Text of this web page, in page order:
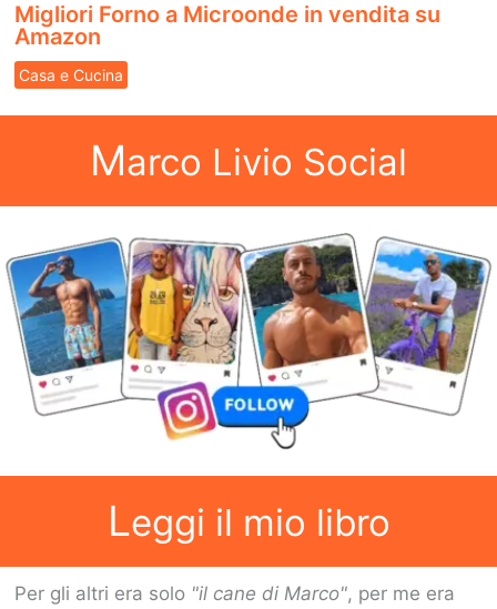
Migliori Forno a Microonde in vendita su
Amazon
Casa e Cucina
Marco Livio Social
Leggi il mio libro
Per gli altri era solo "il cane di Marco", per me era